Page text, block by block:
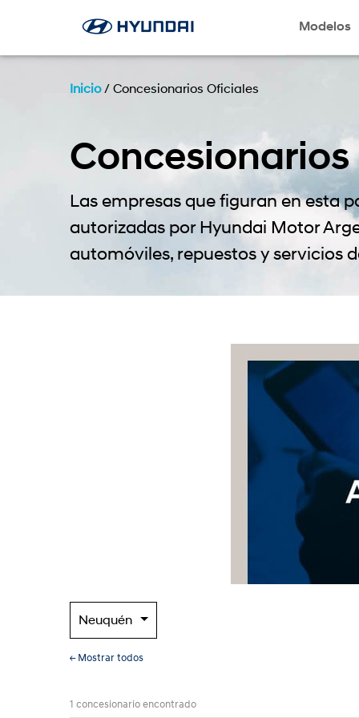
Modelos
Inicio/ Concesionarios Oficiales
Concesionarios
Las empresas que figuran en esta
autorizadas por Hyundai Motor
automóviles, repuestos y servicios
Neuquén
← Mostrar todos
1 concesionario encontrado